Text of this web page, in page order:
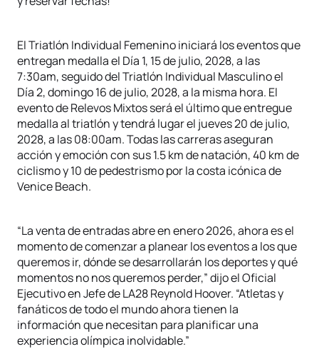
El Triatlón Individual Femenino iniciará los eventos que
entregan medalla el Día 1, 15 de julio, 2028, a las
7:30am, seguido del Triatlón Individual Masculino el
Día 2, domingo 16 de julio, 2028, a la misma hora. El
evento de Relevos Mixtos será el último que entregue
medalla al triatlón y tendrá lugar el jueves 20 de julio,
2028, a las 08:00am. Todas las carreras aseguran
acción y emoción con sus 1.5 km de natación, 40 km de
ciclismo y 10 de pedestrismo por la costa icónica de
Venice Beach.
“La venta de entradas abre en enero 2026, ahora es el
momento de comenzar a planear los eventos a los que
queremos ir, dónde se desarrollarán los deportes y qué
momentos no nos queremos perder,” dijo el Oficial
Ejecutivo en Jefe de LA28 Reynold Hoover. “Atletas y
fanáticos de todo el mundo ahora tienen la
información que necesitan para planificar una
experiencia olímpica inolvidable.”